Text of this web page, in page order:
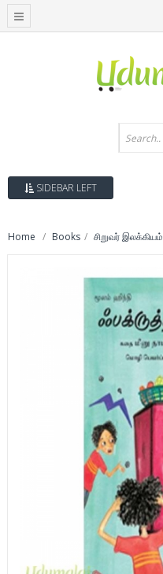
SIDEBAR LEFT
Home Books சிறுவர் இலக்கியம்